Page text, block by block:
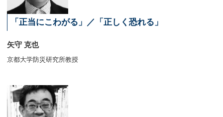
「 正当にこわがる」／「正しく恐れる」
矢守 克也
京都大学防災研究所教授